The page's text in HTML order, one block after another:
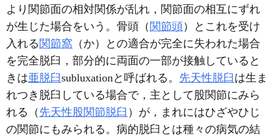
より関節面の相対関係が乱れ，関節面の相互にずれ
が生じた場合をいう。骨頭（ 関節頭）とこれを受け
入れる 関節窩 （か）との適合が完全に失われた場合
を完全脱臼，部分的に両面の一部が接触していると
きは亜脱臼 subluxationと呼ばれる。 先天性脱臼 は生ま
れつき脱臼している場合で，主として股関節にみら
れる（ 先天性股関節脱臼 ）が，まれにはひざやひじ
の関節にもみられる。病的脱臼とは種々の病気の結